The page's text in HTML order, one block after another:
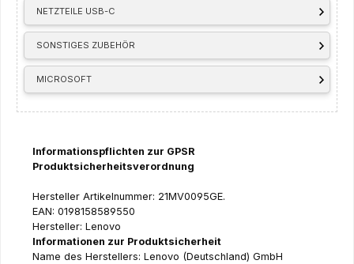
NETZTEILE USB-C
SONSTIGES ZUBEHÖR
MICROSOFT
Informationspflichten zur GPSR
Produktsicherheitsverordnung
Hersteller Artikelnummer: 21MV0095GE.
EAN: 0198158589550
Hersteller: Lenovo
Informationen zur Produktsicherheit
Name des Herstellers: Lenovo (Deutschland) GmbH